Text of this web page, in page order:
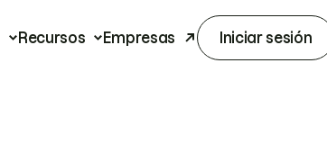
Recursos Empresas Iniciar sesión